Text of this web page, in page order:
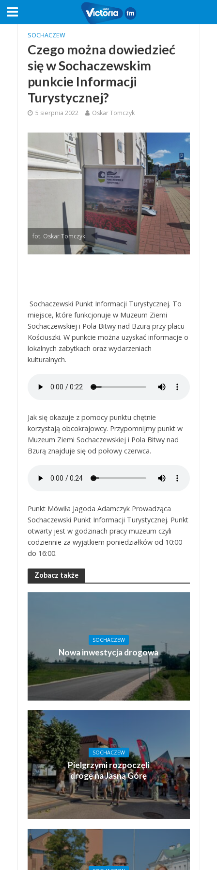
SOCHACZEW
Czego można dowiedzieć
się w Sochaczewskim
punkcie Informacji
Turystycznej?
5 sierpnia 2022 Oskar Tomczyk
fot. Oskar Tomczyk
Sochaczewski Punkt Informacji Turystycznej. To
miejsce, które funkcjonuje w Muzeum Ziemi
Sochaczewskiej i Pola Bitwy nad Bzurą przy placu
Kościuszki. W punkcie można uzyskać informacje o
lokalnych zabytkach oraz wydarzeniach
kulturalnych.
Jak się okazuje z pomocy punktu chętnie
korzystają obcokrajowcy. Przypomnijmy punkt w
Muzeum Ziemi Sochaczewskiej i Pola Bitwy nad
Bzurą znajduje się od połowy czerwca.
Punkt Mówiła Jagoda Adamczyk Prowadząca
Sochaczewski Punkt Informacji Turystycznej. Punkt
otwarty jest w godzinach pracy muzeum czyli
codziennie za wyjątkiem poniedziałków od 10:00
do 16:00.
Zobacz także
SOCHACZEW
Nowa inwestycja drogowa
SOCHACZEW
Pielgrzymi rozpoczęli
drogę na Jasną Górę